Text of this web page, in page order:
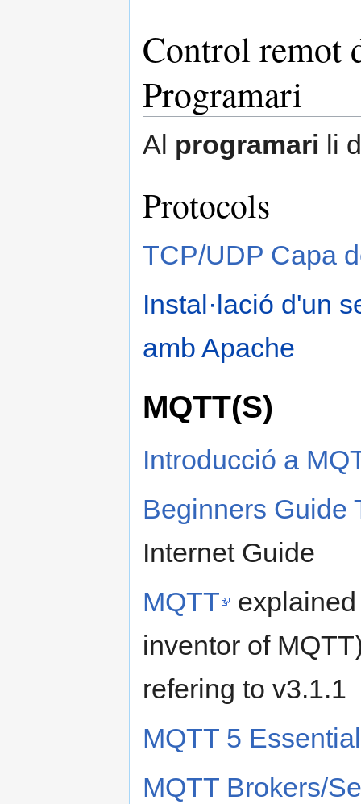
Control remot
Programari
Al programari li
Protocols
TCP/UDP Capa
Instal·lació d'un
amb Apache
MQTT(S)
Introducció a
Beginners Guide
Internet Guide
MQTT
inventor of
refering to v3.1.1
MQTT 5
MQTT Brokers/